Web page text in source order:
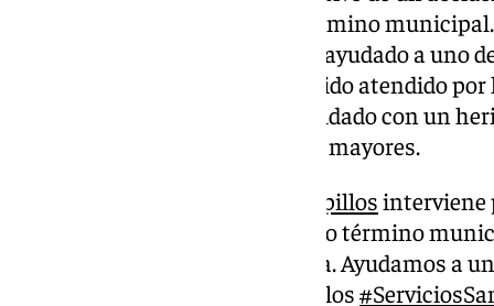
la A-384, Km. 104, del mismo término
los efectivos del Consorcio han ayudado a uno
Una vez fuera del vehículo, ha sido atendido
Afortunadamente solo se ha saldado con un
que no hay que lamentar males mayores.
#Campillosinterviene
la A-384, Km. 104, del mismo término
Un vehículo se sale de la vía. Ayudamos a
del coche y es atendido por los